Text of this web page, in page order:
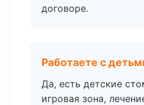
договоре.
Работаете с
Да, есть детские
игровая зона,